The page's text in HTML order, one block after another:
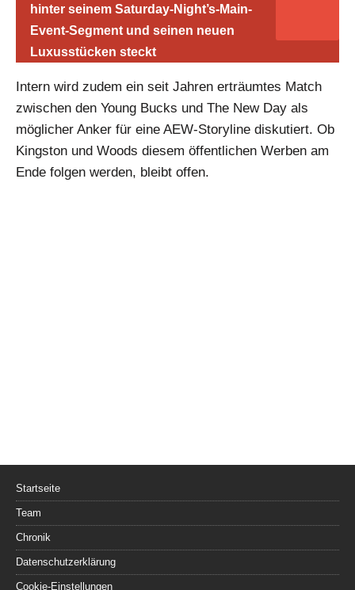
hinter seinem Saturday-Night’s-Main-
Event-Segment und seinen neuen
Luxusstücken steckt
Intern wird zudem ein seit Jahren erträumtes Match
zwischen den Young Bucks und The New Day als
möglicher Anker für eine AEW-Storyline diskutiert. Ob
Kingston und Woods diesem öffentlichen Werben am
Ende folgen werden, bleibt offen.
Startseite
Team
Chronik
Datenschutzerklärung
Cookie-Einstellungen